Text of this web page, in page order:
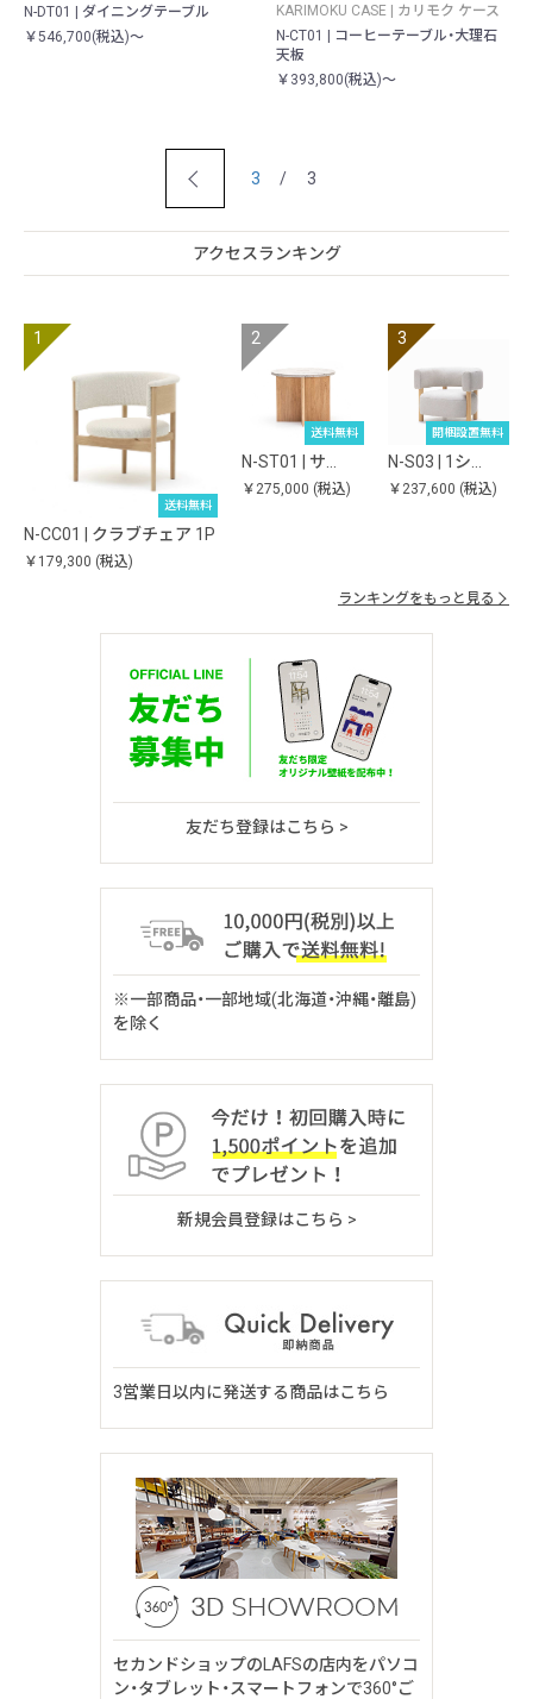
N-DT01 | ダイニングテーブル
￥546,700(税込)～
KARIMOKU CASE | カリモク ケース
N-CT01 | コーヒーテーブル・大理石
天板
￥393,800(税込)～
3 / 3
アクセスランキング
送料無料
N-CC01 | クラブチェア 1P
￥179,300 (税込)
送料無料
N-ST01 | サ…
￥275,000 (税込)
開梱設置無料
N-S03 | 1シ…
￥237,600 (税込)
ランキングをもっと見る
友だち登録はこちら >
※一部商品・一部地域(北海道・沖縄・離島)
を除く
新規会員登録はこちら >
3営業日以内に発送する商品はこちら
セカンドショップのLAFSの店内をパソコ
ン・タブレット・スマートフォンで360°ご